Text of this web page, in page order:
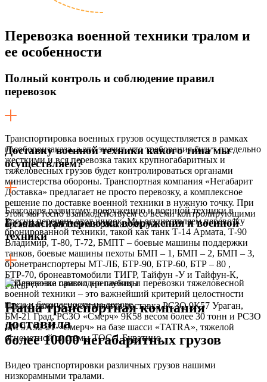
Перевозка военной техники тралом и
ее особенности
Полный контроль и соблюдение правил
перевозок
Транспортировка военных грузов осуществляется в рамках
гособоронзаказа, а это значит, что требования будут предельно
жесткими и вся перевозка таких крупногабаритных и
тяжеловесных грузов будет контролироваться органами
министерства обороны. Транспортная компания «Негабарит
Доставка» предлагает не просто перевозку, а комплексное
решение по доставке военной техники в нужную точку. При
этом мы тесно взаимодействуем со всеми контролирующими
органами и работаем в рамках закона.
Доставку военной техники какого типа мы
осуществляем?
Благодаря развитому вооружению и военной техники в
России перечень этот широк. Мы осуществляем перевозку
бронированной техники, такой как танк Т-14 Армата, Т-90
Владимир, Т-80, Т-72, БМПТ – боевые машины поддержки
танков, боевые машины пехоты БМП – 1, БМП – 2, БМП – 3,
бронетранспортеры МТ-ЛБ, БТР-90, БТР-60, БТР – 80 ,
БТР-70, бронеавтомобили ТИГР, Тайфун -У и Тайфун-К,
Рысь.
Так же нами осуществляется доставка РСЗО 9К57 Ураган,
БМ-21 Град, РСЗО «Смерч» 9К58 весом более 30 тонн и РСЗО
БМ 9А52-2Т «Смерч» на базе шасси «TATRA», тяжелой
огнеметной системы ТОС-1 Буратино.
Безопасная перевозка вооружения и военной
техники
Соблюдение правил крепления и перевозки тяжеловесной
военной техники – это важнейший критерий целостности
груза и безопасности на дороге.
Наша транспортная компания
доставила
более 10000 негабаритных грузов
Видео транспортировки различных грузов нашими
низкорамными тралами.